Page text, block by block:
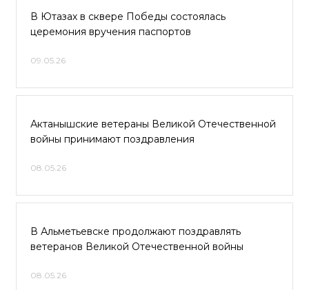
В Ютазах в сквере Победы состоялась
церемония вручения паспортов
09.05.26
Актанышские ветераны Великой Отечественной
войны принимают поздравления
08.05.26
В Альметьевске продолжают поздравлять
ветеранов Великой Отечественной войны
08.05.26